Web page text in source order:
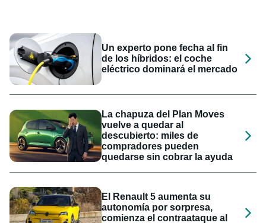
Un experto pone fecha al fin
de los híbridos: el coche
eléctrico dominará el mercado
La chapuza del Plan Moves
vuelve a quedar al
descubierto: miles de
compradores pueden
quedarse sin cobrar la ayuda
El Renault 5 aumenta su
autonomía por sorpresa,
comienza el contraataque al